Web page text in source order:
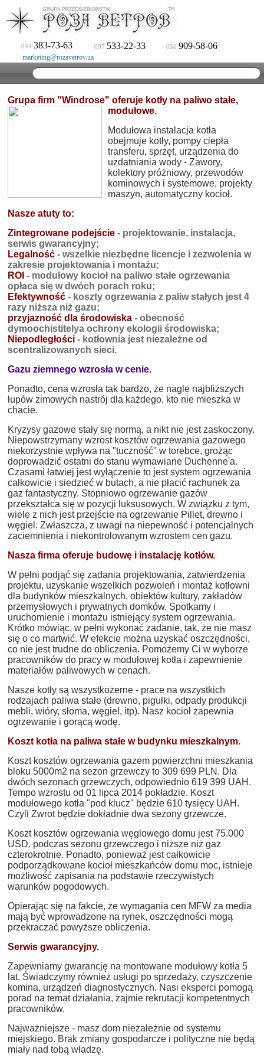
044 383-73-63 097 533-22-33 050 909-58-06
marketing@rozavetrov.ua
Grupa firm "Windrose" oferuje kotły na paliwo stałe,
modułowe.
Modułowa instalacja kotła
obejmuje kotły, pompy ciepła
transferu, sprzęt, urządzenia do
uzdatniania wody - Zawory,
kolektory próżniowy, przewodów
kominowych i systemowe, projekty
maszyn, automatyczny kocioł.
Nasze atuty to:
Zintegrowane podejście - projektowanie, instalacja,
serwis gwarancyjny;
Legalność - wszelkie niezbędne licencje i zezwolenia w
zakresie projektowania i montażu;
ROI - modułowy kocioł na paliwo stałe ogrzewania
opłaca się w dwóch porach roku;
Efektywność - koszty ogrzewania z paliw stałych jest 4
razy niższa niż gazu;
przyjazność dla środowiska - obecność
dymoochistitelya ochrony ekologii środowiska;
Niepodległości - kotłownia jest niezależne od
scentralizowanych sieci.
Gazu ziemnego wzrosła w cenie.
Ponadto, cena wzrosła tak bardzo, że nagle najbliższych
łupów zimowych nastrój dla każdego, kto nie mieszka w
chacie.
Kryzysy gazowe stały się normą, a nikt nie jest zaskoczony.
Niepowstrzymany wzrost kosztów ogrzewania gazowego
niekorzystnie wpływa na "tuczność" w torebce, grożąc
doprowadzić ostatni do stanu wymawiane Duchenne'a.
Czasami łatwiej jest wyłączenie to jest system ogrzewania
całkowicie i siedzieć w butach, a nie płacić rachunek za
gaz fantastyczny. Stopniowo ogrzewanie gazów
przekształca się w pozycji luksusowych. W związku z tym,
wiele z nich jest przejście na ogrzewanie Pillet, drewno i
węgiel. Zwłaszcza, z uwagi na niepewność i potencjalnych
zaciemnienia i niekontrolowanym wzrostem cen gazu.
Nasza firma oferuje budowę i instalację kotłów.
W pełni podjąć się zadania projektowania, zatwierdzenia
projektu, uzyskanie wszelkich pozwoleń i montaż kotłowni
dla budynków mieszkalnych, obiektów kultury, zakładów
przemysłowych i prywatnych domków. Spotkamy i
uruchomienie i montażu istniejący system ogrzewania.
Krótko mówiąc, w pełni wykonać zadanie, tak, że nie masz
się o co martwić. W efekcie można uzyskać oszczędności,
co nie jest trudne do obliczenia. Pomożemy Ci w wyborze
pracowników do pracy w modułowej kotła i zapewnienie
materiałów paliwowych w cenach.
Nasze kotły są wszystkożerne - prace na wszystkich
rodzajach paliwa stałe (drewno, pigułki, odpady produkcji
mebli, wióry, słoma, węgiel, itp). Nasz kocioł zapewnia
ogrzewanie i gorącą wodę.
Koszt kotła na paliwa stałe w budynku mieszkalnym.
Koszt kosztów ogrzewania gazem powierzchni mieszkania
bloku 5000m2 na sezon grzewczy to 309 699 PLN. Dla
dwóch sezonach grzewczych, odpowiednio 619 399 UAH.
Tempo wzrostu od 01 lipca 2014 pokładzie. Koszt
modułowego kotła "pod klucz" będzie 610 tysięcy UAH.
Czyli Zwrot będzie dokładnie dwa sezony grzewcze.
Koszt kosztów ogrzewania węglowego domu jest 75.000
USD. podczas sezonu grzewczego i niższe niż gaz
czterokrotnie. Ponadto, ponieważ jest całkowicie
podporządkowane kocioł mieszkańców domu moc, istnieje
możliwość zapisania na podstawie rzeczywistych
warunków pogodowych.
Opierając się na fakcie, że wymagania cen MFW za media
mają być wprowadzone na rynek, oszczędności mogą
przekraczać powyższe obliczenia.
Serwis gwarancyjny.
Zapewniamy gwarancję na montowane modułowy kotła 5
lat. Świadczymy również usługi po sprzedaży, czyszczenie
komina, urządzeń diagnostycznych. Nasi eksperci pomogą
porad na temat działania, zajmie rekrutacji kompetentnych
pracowników.
Najważniejsze - masz dom niezależnie od systemu
miejskiego. Brak zmiany gospodarcze i polityczne nie będą
miały nad tobą władzę.